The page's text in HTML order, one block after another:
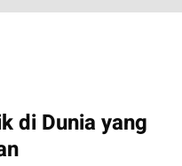
di Dunia yang